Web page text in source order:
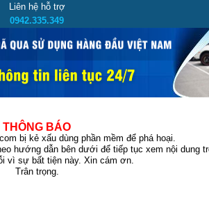
Liên hệ hỗ trợ
0942.335.349
THÔNG BÁO
bị kẻ xấu dùng phần mềm để phá hoại.
hướng dẫn bên dưới để tiếp tục xem nội dung
vì sự bất tiện này. Xin cám ơn.
Trân trọng.